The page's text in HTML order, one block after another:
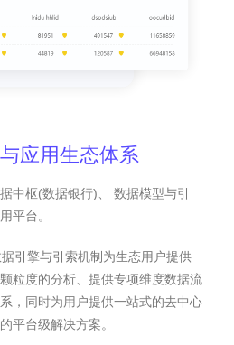
应用生态体系
中枢(数据银行)、 数据模型与引
平台。
引擎与引索机制为生态用户提供
粒度的分析、提供专项维度数据流
，同时为用户提供一站式的去中心
平台级解决方案。